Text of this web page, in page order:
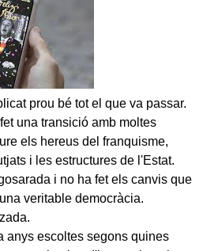
prou bé tot el que va passar.
una transició amb moltes
els hereus del franquisme,
i les estructures de l'Estat.
i no ha fet els canvis que
veritable democràcia.
anys escoltes segons quines